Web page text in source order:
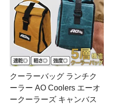
クーラーバッグ ランチク
ーラー AO Coolers エーオ
ークーラーズ キャンバス